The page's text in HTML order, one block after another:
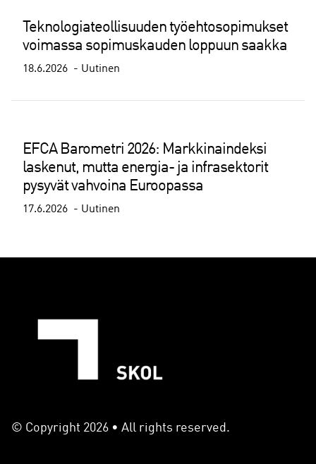
Teknologiateollisuuden työehtosopimukset
voimassa sopimuskauden loppuun saakka
18.6.2026 Uutinen
EFCA Barometri 2026: Markkinaindeksi
laskenut, mutta energia- ja infrasektorit
pysyvät vahvoina Euroopassa
17.6.2026 Uutinen
© Copyright 2026 • All rights reserved.